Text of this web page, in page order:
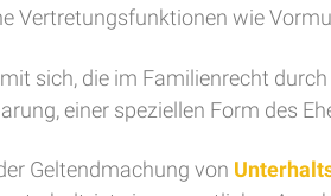
Vertretungsfunktionen wie
sich, die im Familienrecht
einer speziellen Form des
Geltendmachung von